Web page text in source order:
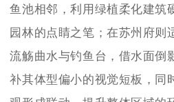
鱼池相邻，利用绿植柔化建筑
园林的点睛之笔；在苏州府则
流觞曲水与钓鱼台，借水面倒
补其体型偏小的视觉短板，同